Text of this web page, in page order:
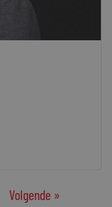
Volgende »